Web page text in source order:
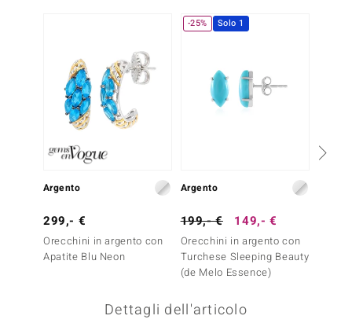
Collection
by de Melo
Argento
299,- €
Orecchini in argento con
Apatite Blu Neon
-25% Solo 1
Argento
199,- € 149,- €
Orecchini in argento con
Turchese Sleeping Beauty
(de Melo Essence)
Dettagli dell'articolo